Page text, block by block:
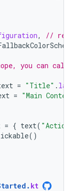
,
//
you can
= "Title" .
= "Main
= { text(
()
. kt